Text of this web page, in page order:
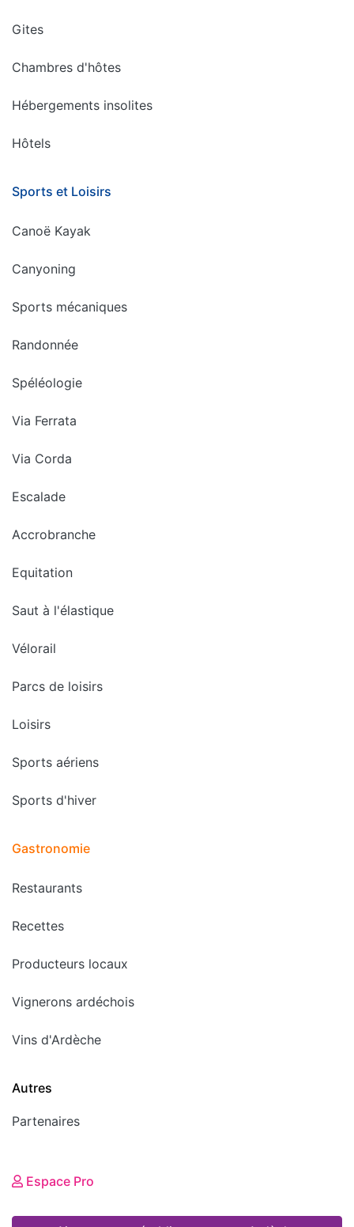
Gites
Chambres d'hôtes
Hébergements insolites
Hôtels
Sports et Loisirs
Canoë Kayak
Canyoning
Sports mécaniques
Randonnée
Spéléologie
Via Ferrata
Via Corda
Escalade
Accrobranche
Equitation
Saut à l'élastique
Vélorail
Parcs de loisirs
Loisirs
Sports aériens
Sports d'hiver
Gastronomie
Restaurants
Recettes
Producteurs locaux
Vignerons ardéchois
Vins d'Ardèche
Autres
Partenaires
Espace Pro